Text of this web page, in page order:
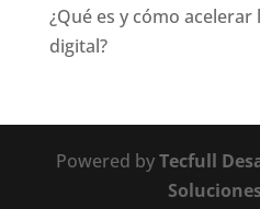
¿Qué es y cómo
digital?
Powered byTecfull